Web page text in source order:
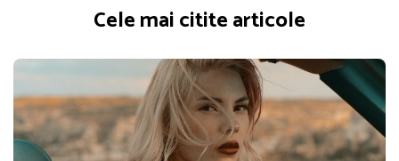
Cele mai citite articole